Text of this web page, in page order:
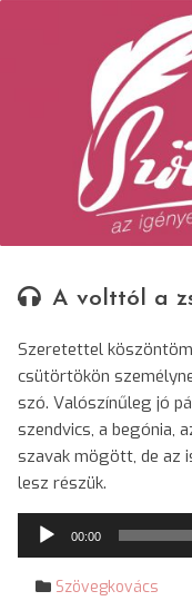
A volttól a
Szeretettel
csütörtökön
szó. Valószínűleg jó
szendvics, a begónia,
szavak mögött, de az
lesz részük.
Audió
lejátszó
00:00
Szövegkovács